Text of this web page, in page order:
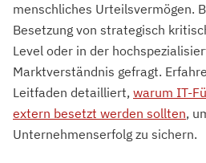
menschliches Urteilsvermögen.
Besetzung von strategisch
Level oder in der
Marktverständnis gefragt.
Leitfaden detailliert, warum IT-
extern besetzt werden sollten,
Unternehmenserfolg zu sichern.